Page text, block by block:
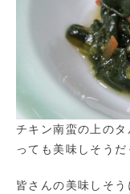
チキン南蛮の上の
っても美味しそう
皆さんの美味しそ